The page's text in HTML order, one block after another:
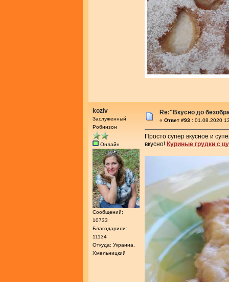
koziv
Заслуженный
Робинзон
Онлайн
Сообщений:
10733
Благодарили:
11134
Откуда: Украина,
Хмельницкий
Re:"Вкусно до
« Ответ #93 : 01.08.2020
Просто супер вкусное и
вкусно! Куриные грудки с